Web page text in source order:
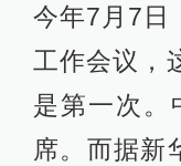
今年7月7日
工作会议，
是第一次。
席。而据新